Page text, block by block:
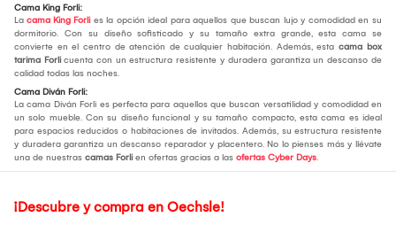
Cama King Forli:
La cama King Forlies la opción ideal para aquellos que buscan lujo y comodidad en su
dormitorio. Con su diseño sofisticado y su tamaño extra grande, esta cama se
convierte en el centro de atención de cualquier habitación. Además, esta cama box
tarima Forli cuenta con un estructura resistente y duradera garantiza un descanso de
calidad todas las noches.
Cama Diván Forli:
La cama Diván Forli es perfecta para aquellos que buscan versatilidad y comodidad en
un solo mueble. Con su diseño funcional y su tamaño compacto, esta cama es ideal
para espacios reducidos o habitaciones de invitados. Además, su estructura resistente
y duradera garantiza un descanso reparador y placentero. No lo pienses más y llévate
una de nuestras camas Forli en ofertas gracias a las ofertas Cyber Days.
¡Descubre y compra en Oechsle!